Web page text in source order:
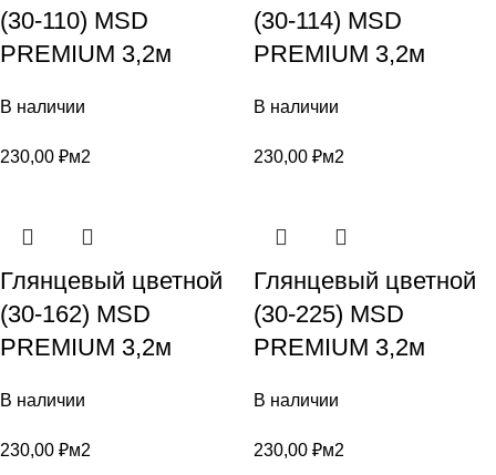
(30-110) MSD
PREMIUM 3,2м
В наличии
230,00 ₽м2
(30-114) MSD
PREMIUM 3,2м
В наличии
230,00 ₽м2
Глянцевый цветной
(30-162) MSD
PREMIUM 3,2м
В наличии
230,00 ₽м2
Глянцевый цветной
(30-225) MSD
PREMIUM 3,2м
В наличии
230,00 ₽м2